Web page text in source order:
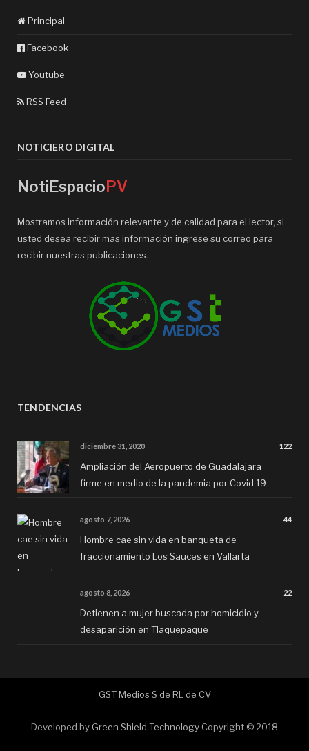
Principal
Facebook
Youtube
RSS Feed
NOTICIERO DIGITAL
NotiEspacio PV
Mostramos información relevante y de calidad para el lector, si
usted desea recibir mas información ingrese su correo para
recibir nuestras publicaciones.
TENDENCIAS
diciembre 31, 2020 122
Ampliación del Aeropuerto de Guadalajara
firme en medio de la pandemia por Covid 19
agosto 7, 2026 44
Hombre cae sin vida en banqueta de
fraccionamiento Los Sauces en Vallarta
agosto 8, 2026 22
Detienen a mujer buscada por homicidio y
desaparición en Tlaquepaque
GST Medios S de RL de CV
Developed by Green Shield Technology Copyright © 2018